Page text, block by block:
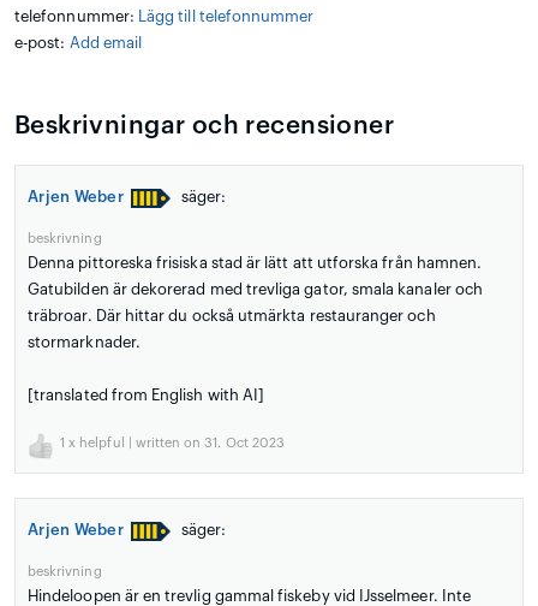
telefonnummer:
Lägg till telefonnummer
e-post: Add email
Beskrivningar och recensioner
Arjen Weber säger:
beskrivning
Denna pittoreska frisiska stad är lätt att utforska från hamnen.
Gatubilden är dekorerad med trevliga gator, smala kanaler och
träbroar. Där hittar du också utmärkta restauranger och
stormarknader.
[translated from English with AI]
1 x helpful | written on 31. Oct 2023
Arjen Weber säger:
beskrivning
Hindeloopen är en trevlig gammal fiskeby vid IJsselmeer. Inte